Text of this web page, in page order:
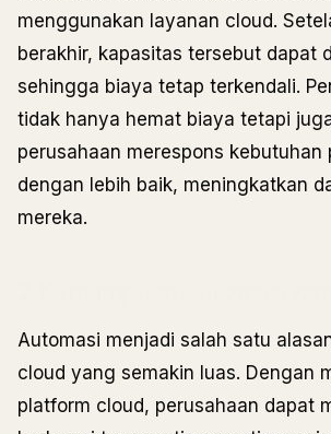
menggunakan layanan cloud.
berakhir, kapasitas tersebut dapat
sehingga biaya tetap terkendali.
tidak hanya hemat biaya tetapi
perusahaan merespons kebutuhan
dengan lebih baik, meningkatkan
mereka.
Automasi menjadi salah satu
cloud yang semakin luas. Dengan
platform cloud, perusahaan dapat